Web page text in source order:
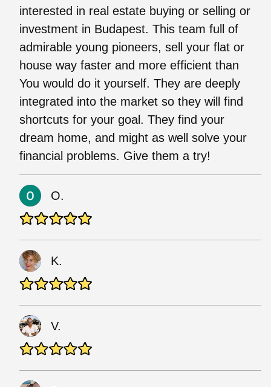
interested in real estate buying or selling or
investment in Budapest. This team full of
admirable young pioneers, sell your flat or
house way faster and more efficient than
You would do it yourself. They are deeply
integrated into the market so they will find
shortcuts for your goal. They find your
dream home, and might as well solve your
financial problems. Give them a try!
O.
K.
V.